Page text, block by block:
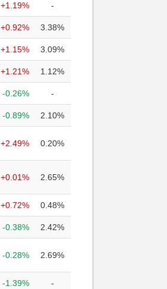
+1.19% -
+0.92% 3.38%
+1.15% 3.09%
+1.21% 1.12%
-0.26% -
-0.89% 2.10%
+2.49% 0.20%
+0.01% 2.65%
+0.72% 0.48%
-0.38% 2.42%
-0.28% 2.69%
-1.39% -